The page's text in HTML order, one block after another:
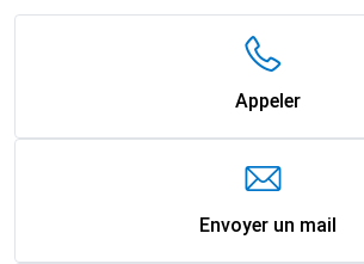
Appeler
Envoyer un mail